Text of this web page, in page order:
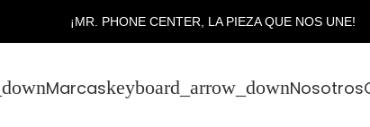
¡MR. PHONE CENTER, LA PIEZA QUE NOS UNE!
Marcas Nosotros